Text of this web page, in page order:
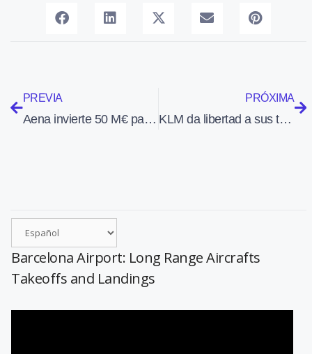
PREVIA
Aena invierte 50 M€ para apoyar el sector de la carga aérea
PRÓXIMA
KLM da libertad a sus tripulaciones para que lleven zapatillas o el calzado clásico
Barcelona Airport: Long Range Aircrafts
Takeoffs and Landings